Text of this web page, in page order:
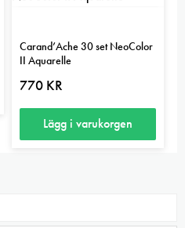
Carand’Ache 30 set NeoColor
II Aquarelle
770 KR
Lägg i varukorgen